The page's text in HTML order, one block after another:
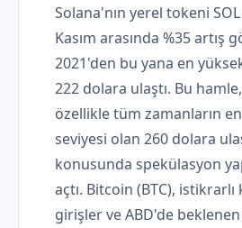
Solana'nın yerel tokeni SOL
Kasım arasında %35 artış
2021'den bu yana en
222 dolara ulaştı. Bu hamle,
özellikle tüm zamanların
seviyesi olan 260 dolara
konusunda spekülasyon
açtı. Bitcoin (BTC),
girişler ve ABD'de